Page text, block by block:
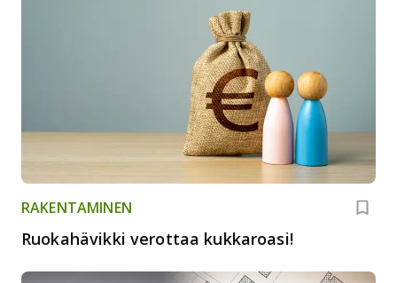
RAKENTAMINEN
Ruokahävikki verottaa kukkaroasi!